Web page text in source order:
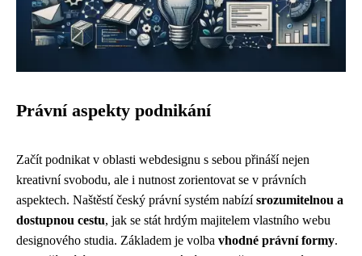
Právní aspekty podnikání
Začít podnikat v oblasti webdesignu s sebou přináší nejen
kreativní svobodu, ale i nutnost zorientovat se v právních
aspektech. Naštěstí český právní systém nabízísrozumitelnou a
dostupnou cestu, jak se stát hrdým majitelem vlastního webu
designového studia. Základem je volba vhodné právní formy.